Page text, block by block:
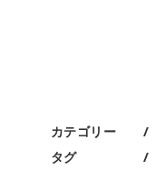
カテゴリー
タグ